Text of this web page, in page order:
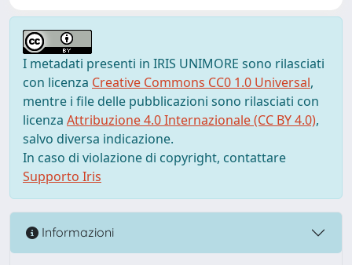
I metadati presenti in IRIS UNIMORE sono rilasciati
con licenza Creative Commons CC0 1.0 Universal,
mentre i file delle pubblicazioni sono rilasciati con
licenza Attribuzione 4.0 Internazionale (CC BY 4.0),
salvo diversa indicazione.
In caso di violazione di copyright, contattare
Supporto Iris
Informazioni